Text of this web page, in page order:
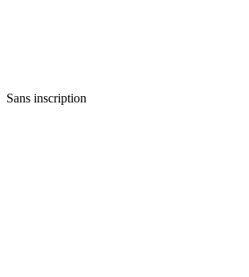
Sans inscription